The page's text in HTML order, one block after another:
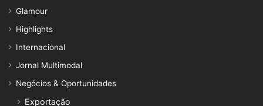
Glamour
Highlights
Internacional
Jornal Multimodal
Negócios & Oportunidades
Exportação